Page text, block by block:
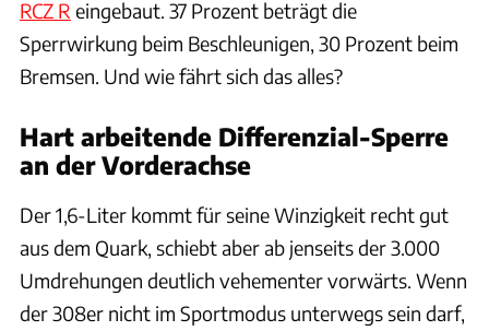
RCZ R eingebaut. 37 Prozent beträgt die
Sperrwirkung beim Beschleunigen, 30 Prozent beim
Bremsen. Und wie fährt sich das alles?
Hart arbeitende Differenzial-Sperre
an der Vorderachse
Der 1,6-Liter kommt für seine Winzigkeit recht gut
aus dem Quark, schiebt aber ab jenseits der 3.000
Umdrehungen deutlich vehementer vorwärts. Wenn
der 308er nicht im Sportmodus unterwegs sein darf,